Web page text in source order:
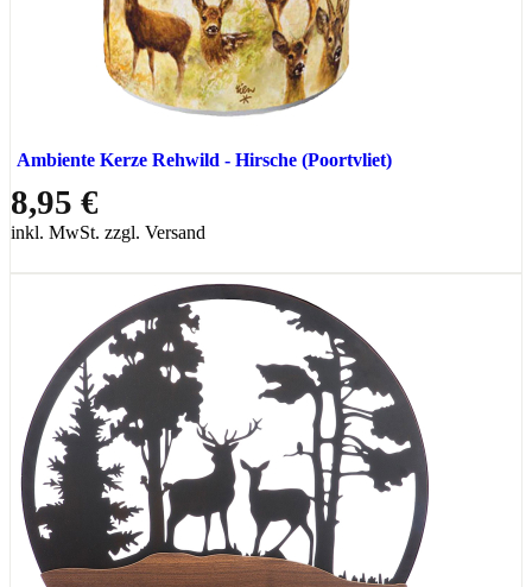
Ambiente Kerze Rehwild - Hirsche (Poortvliet)
8,95 €
inkl. MwSt. zzgl. Versand